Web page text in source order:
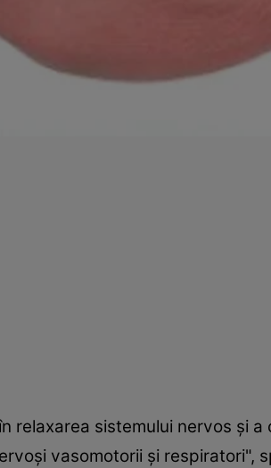
relaxarea sistemului nervos şi
vasomotorii şi respiratori",